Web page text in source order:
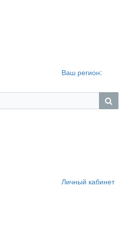
Ваш регион:
Личный кабинет